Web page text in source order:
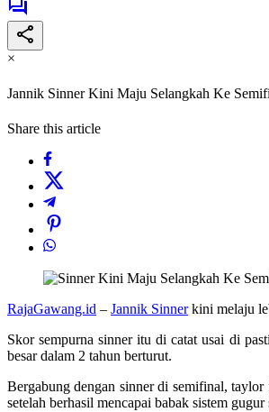
×
Jannik Sinner Kini Maju Selangkah Ke
Share this article
RajaGawang.id – Jannik Sinnerkini melaju
Skor sempurna sinner itu di catat usai di
besar dalam 2 tahun berturut.
Bergabung dengan sinner di semifinal,
setelah berhasil mencapai babak sistem